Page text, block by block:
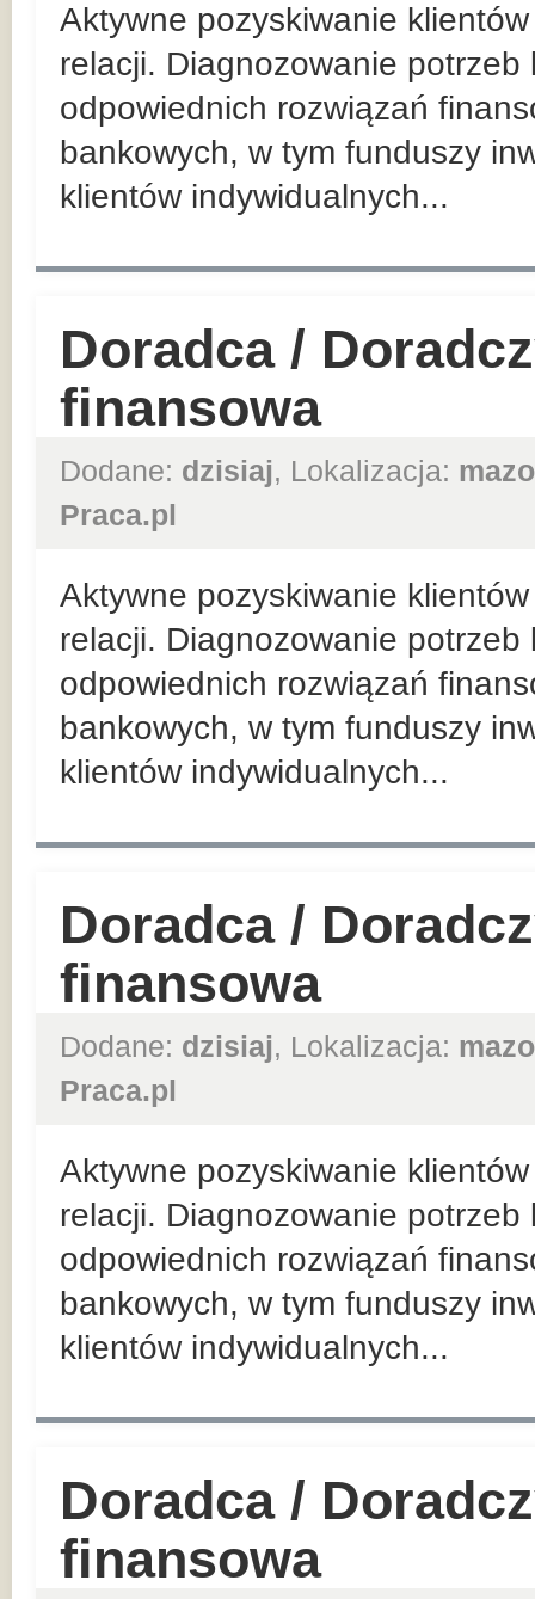
Aktywne pozyskiwanie
relacji. Diagnozowanie
odpowiednich rozwiązań
bankowych, w tym funduszy
klientów indywidualnych...
Doradca /
finansowa
Dodane: dzisiaj, Lokalizacja:
Praca.pl
Aktywne pozyskiwanie
relacji. Diagnozowanie
odpowiednich rozwiązań
bankowych, w tym funduszy
klientów indywidualnych...
Doradca /
finansowa
Dodane: dzisiaj, Lokalizacja:
Praca.pl
Aktywne pozyskiwanie
relacji. Diagnozowanie
odpowiednich rozwiązań
bankowych, w tym funduszy
klientów indywidualnych...
Doradca /
finansowa